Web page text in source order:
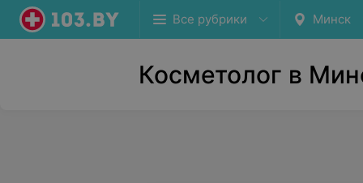
Все рубрики Минск
Косметолог в